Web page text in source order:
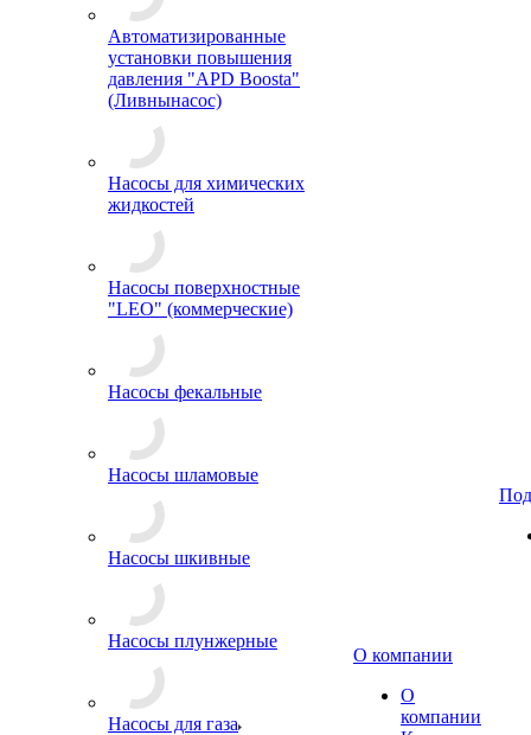
Автоматизированные
установки повышения
давления "APD Boosta"
(Ливнынасос)
Насосы для химических
жидкостей
Насосы поверхностные
"LEO" (коммерческие)
Насосы фекальные
Насосы шламовые
Насосы шкивные
Насосы плунжерные
Насосы для газа
О компании
О
компании